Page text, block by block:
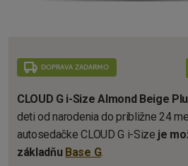
DOPRAVA ZADARMO
CLOUD G i-Size Almond Beige
deti od narodenia do približne 24
autosedačke CLOUD G i-Size je
základňu Base G.